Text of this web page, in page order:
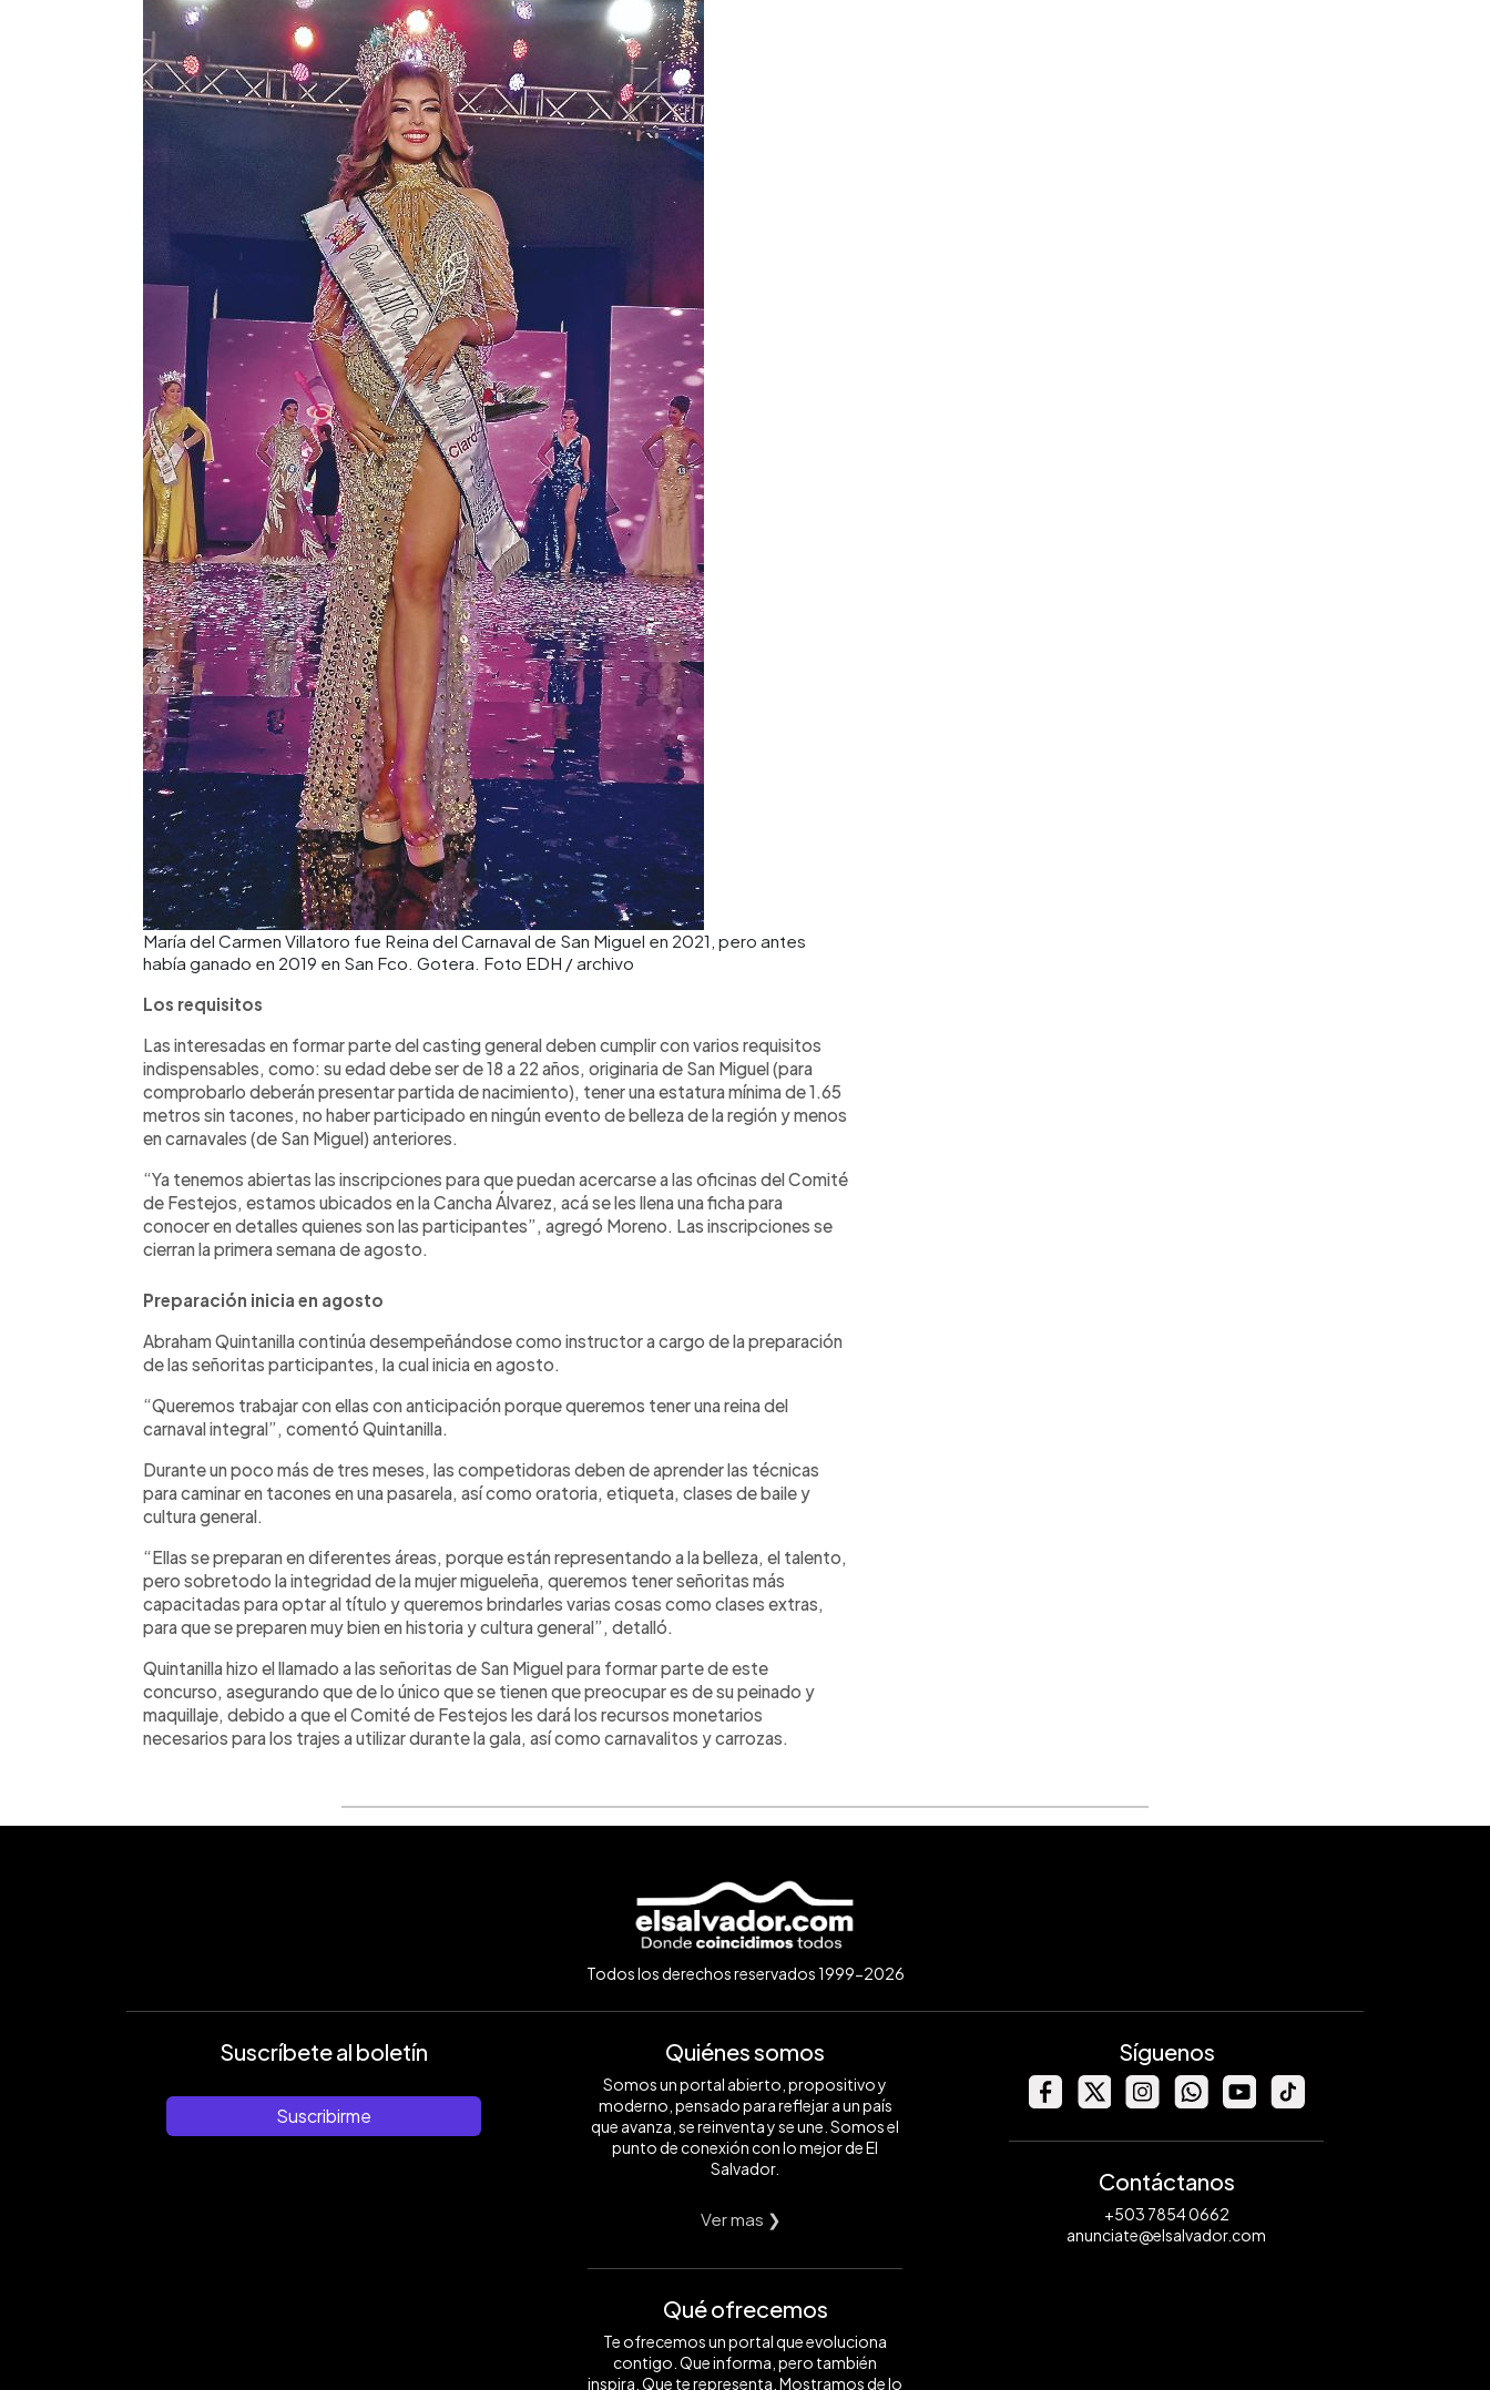
María del Carmen Villatoro fue Reina del Carnaval de San Miguel en 2021, pero antes
había ganado en 2019 en San Fco. Gotera. Foto EDH / archivo
Los requisitos
Las interesadas en formar parte del casting general deben cumplir con varios requisitos
indispensables, como: su edad debe ser de 18 a 22 años, originaria de San Miguel (para
comprobarlo deberán presentar partida de nacimiento), tener una estatura mínima de 1.65
metros sin tacones, no haber participado en ningún evento de belleza de la región y menos
en carnavales (de San Miguel) anteriores.
“Ya tenemos abiertas las inscripciones para que puedan acercarse a las oficinas del Comité
de Festejos, estamos ubicados en la Cancha Álvarez, acá se les llena una ficha para
conocer en detalles quienes son las participantes”, agregó Moreno. Las inscripciones se
cierran la primera semana de agosto.
Preparación inicia en agosto
Abraham Quintanilla continúa desempeñándose como instructor a cargo de la preparación
de las señoritas participantes, la cual inicia en agosto.
“Queremos trabajar con ellas con anticipación porque queremos tener una reina del
carnaval integral”, comentó Quintanilla.
Durante un poco más de tres meses, las competidoras deben de aprender las técnicas
para caminar en tacones en una pasarela, así como oratoria, etiqueta, clases de baile y
cultura general.
“Ellas se preparan en diferentes áreas, porque están representando a la belleza, el talento,
pero sobretodo la integridad de la mujer migueleña, queremos tener señoritas más
capacitadas para optar al título y queremos brindarles varias cosas como clases extras,
para que se preparen muy bien en historia y cultura general”, detalló.
Quintanilla hizo el llamado a las señoritas de San Miguel para formar parte de este
concurso, asegurando que de lo único que se tienen que preocupar es de su peinado y
maquillaje, debido a que el Comité de Festejos les dará los recursos monetarios
necesarios para los trajes a utilizar durante la gala, así como carnavalitos y carrozas.
Todos los derechos reservados 1999-2026
Suscríbete al boletín
Suscribirme
Quiénes somos
Somos un portal abierto, propositivo y
moderno, pensado para reflejar a un país
que avanza, se reinventa y se une. Somos el
punto de conexión con lo mejor de El
Salvador.
Ver mas ❯
Qué ofrecemos
Te ofrecemos un portal que evoluciona
contigo. Que informa, pero también
inspira. Que te representa. Mostramos de lo
Síguenos
Contáctanos
+503 7854 0662
anunciate@elsalvador.com